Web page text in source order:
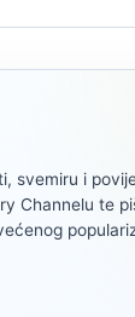
svemiru i
Channelu te